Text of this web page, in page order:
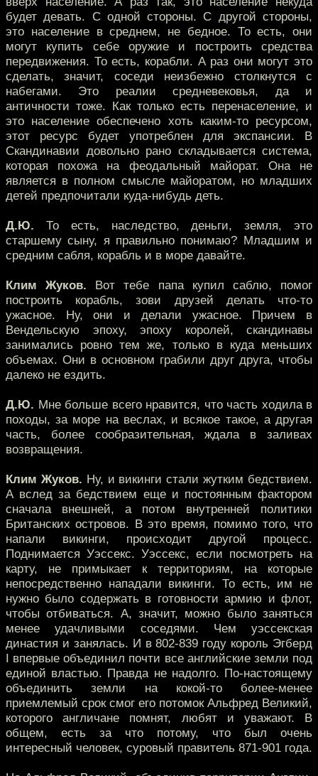
будет девать. С одной стороны. С другой стороны,
это население в среднем, не бедное. То есть, они
могут купить себе оружие и построить средства
передвижения. То есть, корабли. А раз они могут это
сделать, значит, соседи неизбежно столкнутся с
набегами. Это реалии средневековья, да и
античности тоже. Как только есть перенаселение, и
это население обеспечено хоть каким-то ресурсом,
этот ресурс будет употреблен для экспансии. В
Скандинавии довольно рано складывается система,
которая похожа на феодальный майорат. Она не
является в полном смысле майоратом, но младших
детей предпочитали куда-нибудь деть.
Д.Ю. То есть, наследство, деньги, земля, это
старшему сыну, я правильно понимаю? Младшим и
средним сабля, корабль и в море давайте.
Клим Жуков. Вот тебе папа купил саблю, помог
построить корабль, зови друзей делать что-то
ужасное. Ну, они и делали ужасное. Причем в
Вендельскую эпоху, эпоху королей, скандинавы
занимались ровно тем же, только в куда меньших
объемах. Они в основном грабили друг друга, чтобы
далеко не ездить.
Д.Ю. Мне больше всего нравится, что часть ходила в
походы, за море на веслах, и всякое такое, а другая
часть, более сообразительная, ждала в заливах
возвращения.
Клим Жуков. Ну, и викинги стали жутким бедствием.
А вслед за бедствием еще и постоянным фактором
сначала внешней, а потом внутренней политики
Британских островов. В это время, помимо того, что
напали викинги, происходит другой процесс.
Поднимается Уэссекс. Уэссекс, если посмотреть на
карту, не примыкает к территориям, на которые
непосредственно нападали викинги. То есть, им не
нужно было содержать в готовности армию и флот,
чтобы отбиваться. А, значит, можно было заняться
менее удачливыми соседями. Чем уэссекская
династия и занялась. И в 802-839 году король Эгберд
I впервые объединил почти все английские земли под
единой властью. Правда не надолго. По-настоящему
объединить земли на кокой-то более-менее
приемлемый срок смог его потомок Альфред Великий,
которого англичане помнят, любят и уважают. В
общем, есть за что потому, что был очень
интересный человек, суровый правитель 871-901 года.